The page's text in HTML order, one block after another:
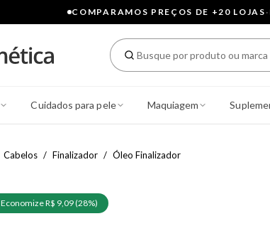
COMPARAMOS PREÇOS DE +20 LOJAS·
Cuidados para pele Maquiagem
Cabelos Finalizador Óleo Finalizador
Economize R$ 9,09 (28%)